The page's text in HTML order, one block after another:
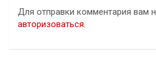
Для отправки комментария вам
авторизоваться.